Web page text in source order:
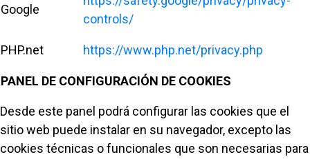
Google
controls/
PHP.net https://www.php.net/privacy.php
PANEL DE CONFIGURACIÓN DE COOKIES
Desde este panel podrá configurar las cookies que el
sitio web puede instalar en su navegador, excepto las
cookies técnicas o funcionales que son necesarias para